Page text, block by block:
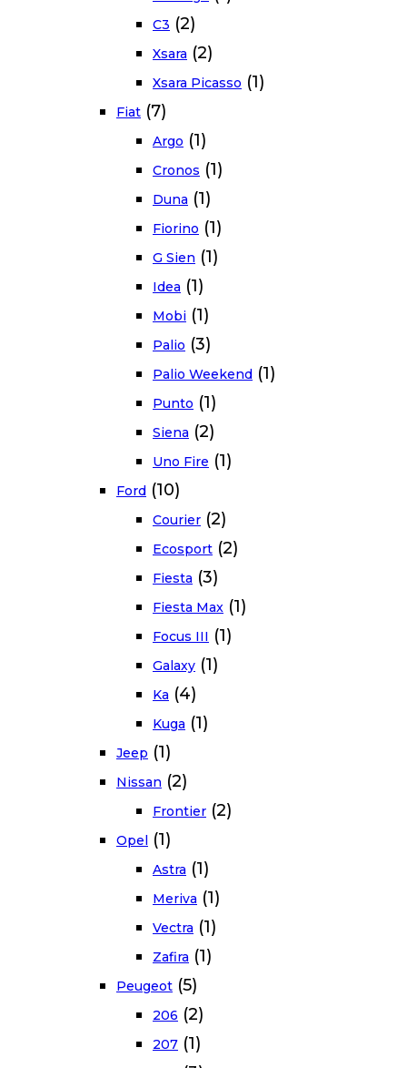
C3 (2)
Xsara (2)
Xsara Picasso (1)
Fiat (7)
Argo (1)
Cronos (1)
Duna (1)
Fiorino (1)
G Sien (1)
Idea (1)
Mobi (1)
Palio (3)
Palio Weekend (1)
Punto (1)
Siena (2)
Uno Fire (1)
Ford (10)
Courier (2)
Ecosport (2)
Fiesta (3)
Fiesta Max (1)
Focus III (1)
Galaxy (1)
Ka (4)
Kuga (1)
Jeep (1)
Nissan (2)
Frontier (2)
Opel (1)
Astra (1)
Meriva (1)
Vectra (1)
Zafira (1)
Peugeot (5)
206 (2)
207 (1)